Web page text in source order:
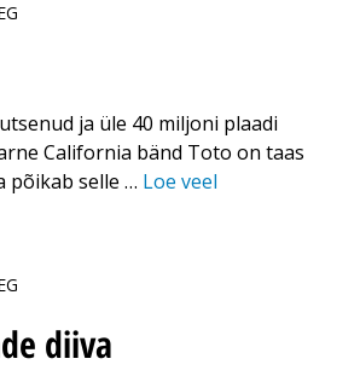
ja üle 40 miljoni plaadi
California bänd Toto on taas
põikab selle … Loe veel
diiva